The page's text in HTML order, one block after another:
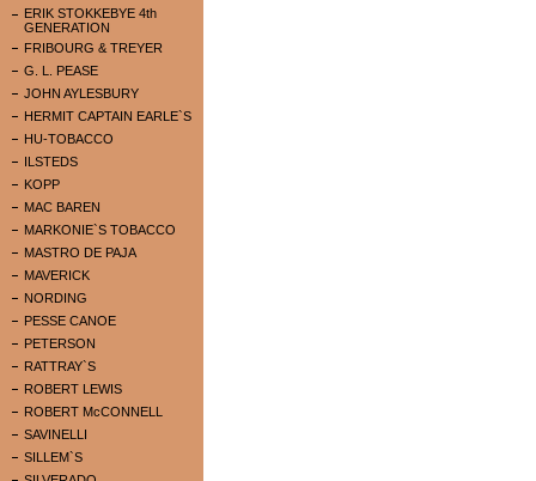
ERIK STOKKEBYE 4th
GENERATION
FRIBOURG & TREYER
G. L. PEASE
JOHN AYLESBURY
HERMIT CAPTAIN EARLE`S
HU-TOBACCO
ILSTEDS
KOPP
MAC BAREN
MARKONIE`S TOBACCO
MASTRO DE PAJA
MAVERICK
NORDING
PESSE CANOE
PETERSON
RATTRAY`S
ROBERT LEWIS
ROBERT McCONNELL
SAVINELLI
SILLEM`S